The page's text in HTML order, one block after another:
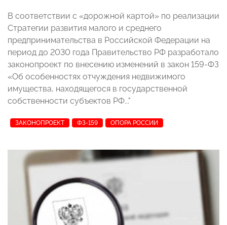
В соответствии с «дорожной картой» по реализации
Стратегии развития малого и среднего
предпринимательства в Российской Федерации на
период до 2030 года Правительство РФ разработало
законопроект по внесению изменений в закон 159-ФЗ
«Об особенностях отчуждения недвижимого
имущества, находящегося в государственной
собственности субъектов РФ..."
ЗАКОНОПРОЕКТ ФЗ-159 ОПОРА РОССИИ